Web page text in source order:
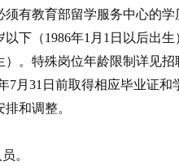
有教育部留学服务中心的学
以下（1986年1月1日以后出生
。 特殊岗位年龄限制详见招
7月31日前取得相应毕业证
和调整。
。